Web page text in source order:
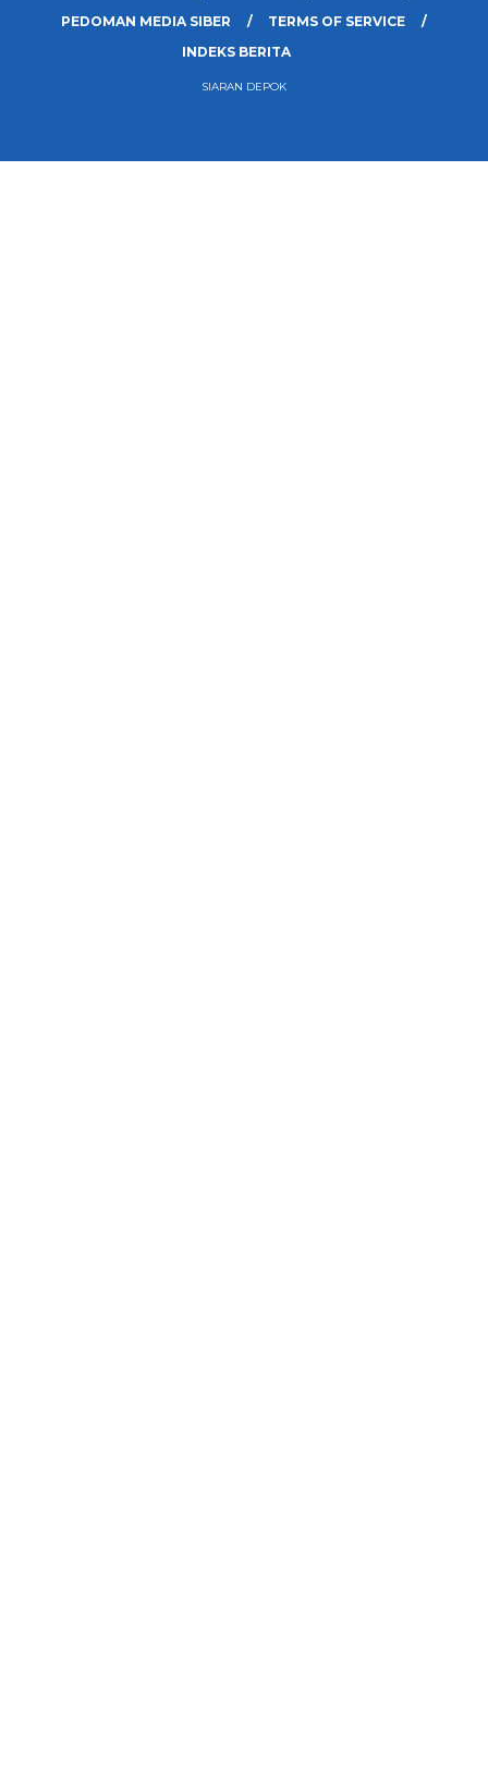
PEDOMAN MEDIA SIBER
TERMS OF SERVICE
INDEKS BERITA
SIARAN DEPOK